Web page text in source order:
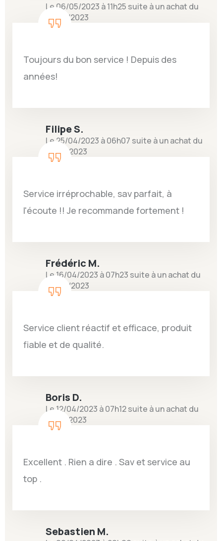
Le 06/05/2023 à 11h25 suite à un achat du
25/04/2023
Toujours du bon service ! Depuis des
années!
Filipe S.
Le 25/04/2023 à 06h07 suite à un achat du
13/04/2023
Service irréprochable, sav parfait, à
l'écoute !! Je recommande fortement !
Frédéric M.
Le 16/04/2023 à 07h23 suite à un achat du
03/04/2023
Service client réactif et efficace, produit
fiable et de qualité.
Boris D.
Le 12/04/2023 à 07h12 suite à un achat du
31/03/2023
Excellent . Rien a dire . Sav et service au
top .
Sebastien M.